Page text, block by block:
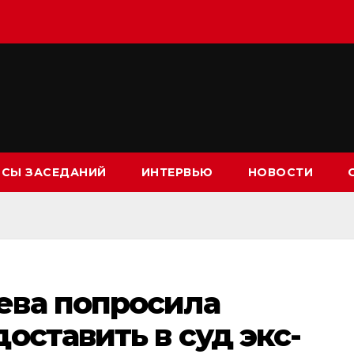
ЗАСЕДАНИЙ ИНТЕРВЬЮ НОВОСТИ
попросила
в суд экс-